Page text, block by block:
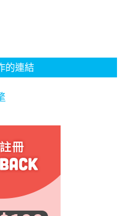
的連結